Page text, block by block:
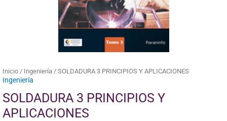
Inicio / Ingeniería / SOLDADURA 3 PRINCIPIOS Y APLICACIONES
Ingeniería
SOLDADURA 3 PRINCIPIOS Y
APLICACIONES